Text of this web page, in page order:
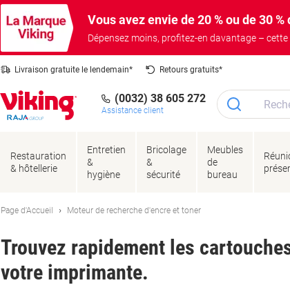
Vous avez envie de 20 % ou de 30
Dépensez moins, profitez-en davantage – cette
Livraison gratuite le lendemain* Retours gratuits*
(0032) 38 605 272
Assistance client
Restauration
& hôtellerie
Entretien
&
hygiène
Bricolage
&
sécurité
Meubles
de
bureau
Page d'Accueil Moteur de recherche d'encre et toner
Trouvez rapidement les
votre imprimante.